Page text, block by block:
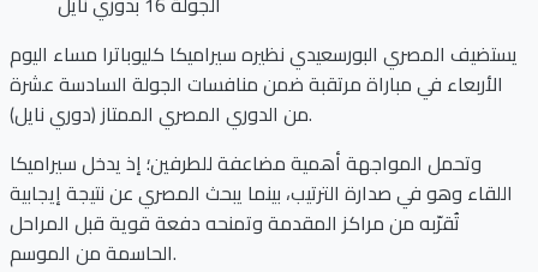
يستضيف المصري البورسعيدي نظيره سيراميكا كليوباترا مساء اليوم
الأربعاء في مباراة مرتقبة ضمن منافسات الجولة السادسة عشرة
من الدوري المصري الممتاز (دوري نايل).
وتحمل المواجهة أهمية مضاعفة للطرفين؛ إذ يدخل سيراميكا
اللقاء وهو في صدارة الترتيب، بينما يبحث المصري عن نتيجة إيجابية
تُقرّبه من مراكز المقدمة وتمنحه دفعة قوية قبل المراحل
الحاسمة من الموسم.